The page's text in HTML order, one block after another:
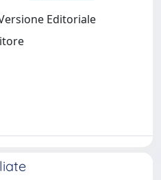
Editoriale